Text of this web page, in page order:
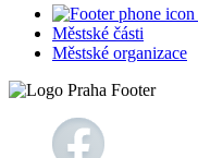
Městské části
Městské organizace